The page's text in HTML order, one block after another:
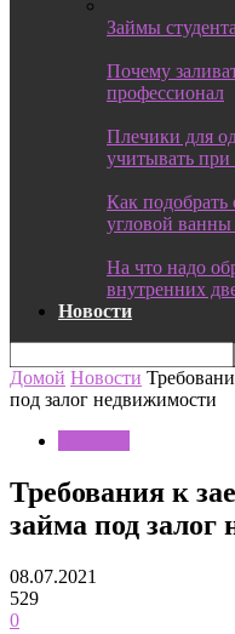
Займы
Почему
профессионал
Плечики для
учитывать
Как
угловой
На что надо
внутренних
Новости
Домой Новости
под залог недвижимости
Требования к
займа под
08.07.2021
529
0